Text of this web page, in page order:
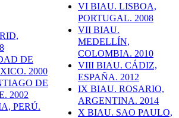
DE
2000
DE
2002
PERÚ.
VI BIAU. LISBOA,
PORTUGAL. 2008
VII BIAU.
MEDELLÍN,
COLOMBIA. 2010
VIII BIAU. CÁDIZ,
ESPAÑA. 2012
IX BIAU. ROSARIO,
ARGENTINA. 2014
X BIAU. SAO PAULO,